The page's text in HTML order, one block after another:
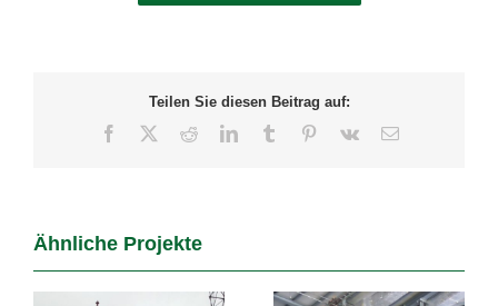
Teilen Sie diesen Beitrag auf:
Facebook RedditLinkedInTumblr Pinterest
Vk
E-
Ähnliche Projekte